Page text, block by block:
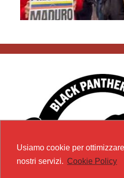
Usiamo cookie per
nostri servizi. Cookie Policy